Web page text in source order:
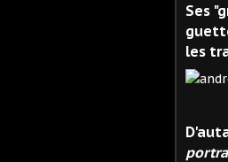
Ses
les